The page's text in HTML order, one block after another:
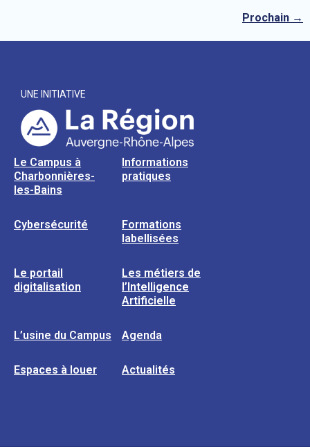
Prochain →
UNE INITIATIVE
Le Campus à
Charbonnières-
les-Bains
Informations
pratiques
Cybersécurité
Formations
labellisées
Le portail
digitalisation
Les métiers de
l’Intelligence
Artificielle
L’usine du Campus Agenda
Espaces à louer Actualités